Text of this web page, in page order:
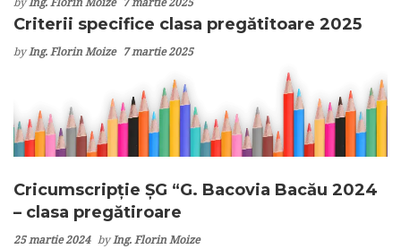
Criterii specifice clasa pregătitoare 2025
byIng. Florin Moize 7 martie 2025
Cricumscripție ȘG “G. Bacovia Bacău 2024
– clasa pregătiroare
25 martie 2024 byIng. Florin Moize